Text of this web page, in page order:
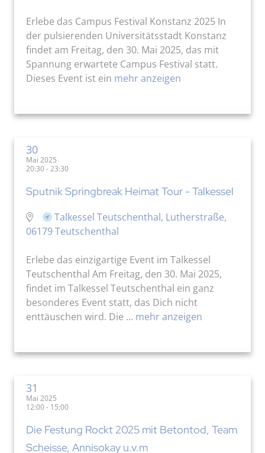
Erlebe das Campus Festival Konstanz 2025 In
der pulsierenden Universitätsstadt Konstanz
findet am Freitag, den 30. Mai 2025, das mit
Spannung erwartete Campus Festival statt.
Dieses Event ist ein mehr anzeigen
30
Mai 2025
20:30 - 23:30
Sputnik Springbreak Heimat Tour - Talkessel
Talkessel Teutschenthal, Lutherstraße,
06179 Teutschenthal
Erlebe das einzigartige Event im Talkessel
Teutschenthal Am Freitag, den 30. Mai 2025,
findet im Talkessel Teutschenthal ein ganz
besonderes Event statt, das Dich nicht
enttäuschen wird. Die ... mehr anzeigen
31
Mai 2025
12:00 - 15:00
Die Festung Rockt 2025 mit Betontod, Team
Scheisse, Annisokay u.v.m